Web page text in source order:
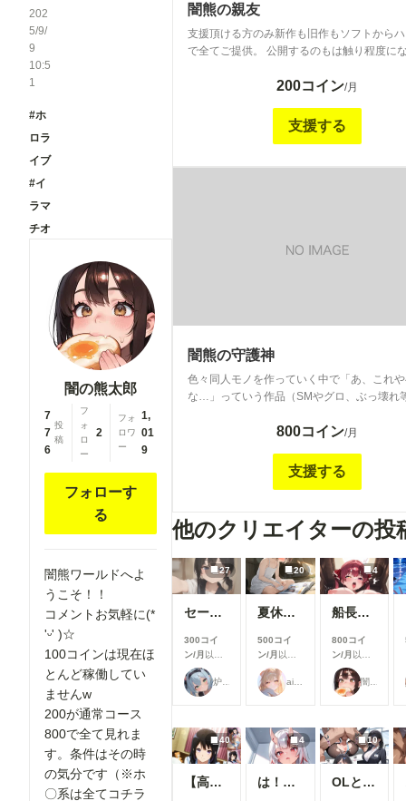
202
5/9/
9
10:5
1
#ホ
ロラ
イブ
#イ
ラマ
チオ
闇の熊太郎
7
7
6
投
稿
フ
ォ
ロ
ー
2
フォ
ロワ
ー
1,
01
9
フォローす
る
闇熊ワールドへよ
うこそ！！
コメントお気軽に(*
'ᵕ' )☆
100コインは現在ほ
とんど稼働してい
ませんw
200が通常コース
800で全て見れま
す。条件はその時
の気分です（※ホ
〇系は全てコチラ
闇熊の親友
支援頂ける方のみ新作も旧作もソフトから
で全てご提供。 公開するのもは触り程度に
ル系はシリーズ物 二次は同人物メインで投
200コイン/月
支援する
闇熊の守護神
色々同人モノを作っていく中で「あ、これ
な…」っていう作品（SMやグロ、ぶっ壊れ
月更新がある訳でもないので200で十分です
800コイン/月
支援する
他のクリエイターの投
27
セーラーちゃんと先生 26-08-04
300コイ
ン/月 以上
支援すると
見ることが
できます
20
夏休みに覚えたこと
500コイ
ン/月 以上
支援すると
見ることが
できます
4
船長のズボズボおなにー♪
800コイ
ン/月 以上
支援すると
見ることが
できます
40
【高坂麗奈】自分の部屋に彼氏を呼んで・・・
4
は！余何も着てなかった！w
10
OLとエッチ